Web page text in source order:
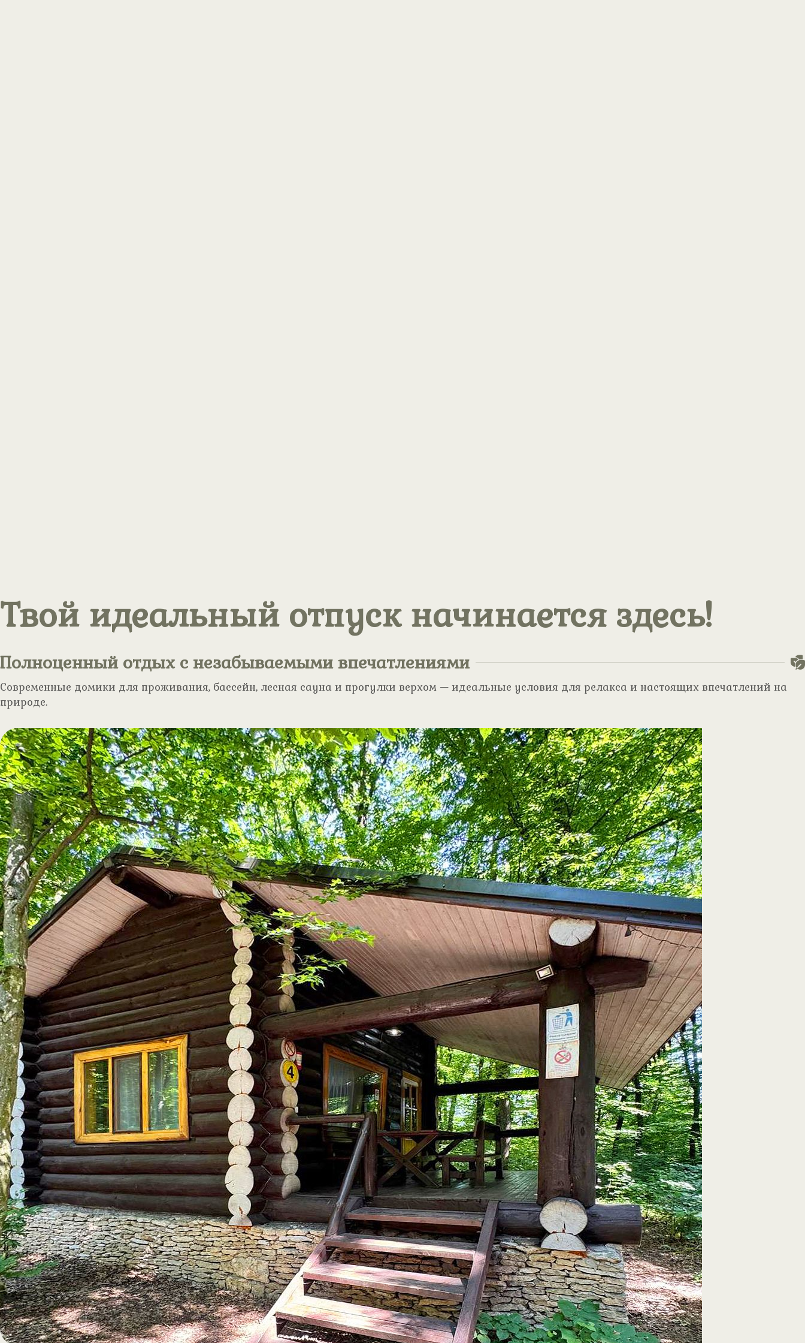
Твой идеальный отпуск начинается здесь!
Полноценный отдых с незабываемыми впечатлениями
Современные домики для проживания, бассейн, лесная сауна и прогулки верхом — идеальные условия для релакса и настоящих впечатлений на
природе.